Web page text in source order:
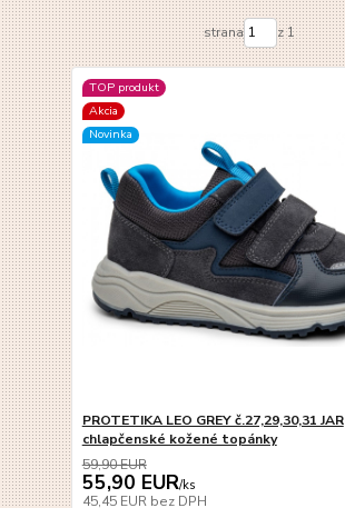
strana z 1
TOP produkt
Akcia
Novinka
PROTETIKA LEO GREY č.27,29,30,31 JAR
chlapčenské kožené topánky
59,90 EUR
55,90 EUR/ks
45,45 EUR bez DPH